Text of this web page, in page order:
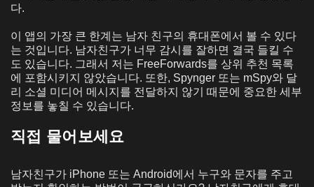
다.
이 앱의 가장 큰 한계는 남자 친구의 휴대폰에서 볼 수 있다
는 것입니다. 남자친구가 너무 감시를 잘하면 결국 들킬 수
도 있습니다. 그래서 저는 FreeForwards를 상위 추천 목록
에 포함시키지 않았습니다. 또한, Spynger 또는 mSpy와 달
리 소셜 미디어 메시지를 전달하지 않기 때문에 중요한 세부
정보를 놓칠 수 있습니다.
직접 물어보세요
남자친구가 iPhone 또는 Android에서 누구와 문자를 주고